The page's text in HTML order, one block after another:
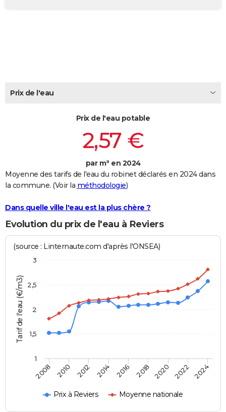
Carte de Noël
Carte Bonne année
Carte Saint-Valentin
Carte Pâques
Carte d'anniversaire
DICTIONNAIRE
FORUM
Prix de l'eau
Prix de l'eau potable
2,57 €
par m³ en 2024
Moyenne des tarifs de l'eau du robinet déclarés en 2024 dans
la commune. (Voir la méthodologie)
Dans quelle ville l'eau est la plus chère ?
Evolution du prix de l'eau à Reviers
Tarif de l'eau (€/m3)
(source : Linternaute.com d'après l'ONSEA)
Prix à Reviers Moyenne nationale
2008 2010 2012 2014 2016 2018 2020 2022 2024
1
1,5
2
2,5
3